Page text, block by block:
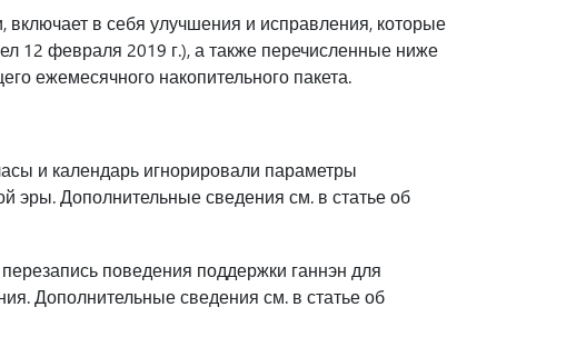
включает в себя улучшения и исправления, которые
12 февраля 2019 г.), а также перечисленные ниже
ежемесячного накопительного пакета.
и календарь игнорировали параметры
эры. Дополнительные сведения см. в статье об
поведения поддержки ганнэн для
Дополнительные сведения см. в статье об